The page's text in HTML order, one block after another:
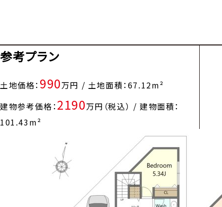
参考プラン
土地価格： 990万円 / 土地面積：67.12m²
建物参考価格：2190万円（税込） / 建物面積：
101.43m²